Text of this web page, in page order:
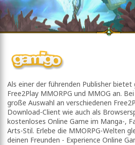
Als einer der führenden Publisher bietet
Free2Play MMORPG und MMOG an.
große Auswahl an verschiedenen
Download-Client wie auch als
kostenloses Online Game im Manga-,
Arts-Stil. Erlebe die MMORPG-Welten
deinen Freunden - Experience Online